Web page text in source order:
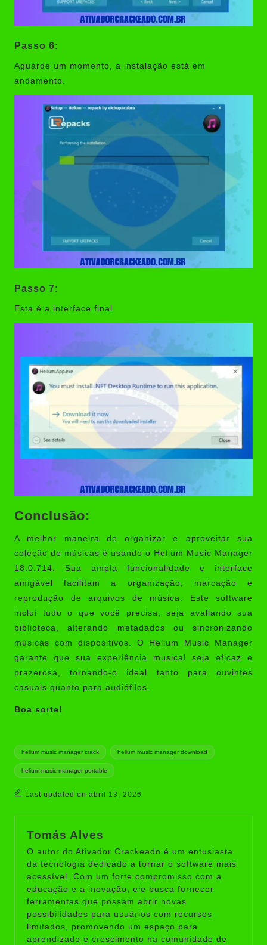
Passo 6:
Aguarde um momento, a instalação está em
andamento.
Passo 7:
Esta é a interface final.
Conclusão:
A melhor maneira de organizar e aproveitar sua
coleção de músicas é usando o Helium Music Manager
18.0.714. Sua ampla funcionalidade e interface
amigável facilitam a organização, marcação e
reprodução de arquivos de música. Este software
inclui tudo o que você precisa, seja avaliando sua
biblioteca, alterando metadados ou sincronizando
músicas com dispositivos. O Helium Music Manager
garante que sua experiência musical seja eficaz e
prazerosa, tornando-o ideal tanto para ouvintes
casuais quanto para audiófilos.
Boa sorte!
Tags:
helium music manager crack helium music manager download
helium music manager portable
Last updated on abril 13, 2026
Tomás Alves
O autor do Ativador Crackeado é um entusiasta
da tecnologia dedicado a tornar o software mais
acessível. Com um forte compromisso com a
educação e a inovação, ele busca fornecer
ferramentas que possam abrir novas
possibilidades para usuários com recursos
limitados, promovendo um espaço para
aprendizado e crescimento na comunidade de